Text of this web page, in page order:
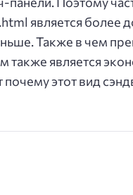
является более
Также в чем
является
этот вид